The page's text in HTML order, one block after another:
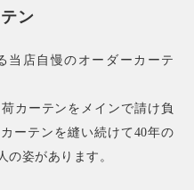
ン
当店自慢のオーダーカーテ
カーテンをメインで請け負
ーテンを縫い続けて40年の
の姿があります。